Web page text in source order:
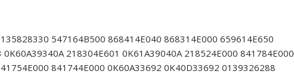
547164B500 868414E040 868314E000 659614E650
218304E601 0K61A39040A 218524E000 841784E000
841744E000 0K60A33692 0K40D33692 0139326288